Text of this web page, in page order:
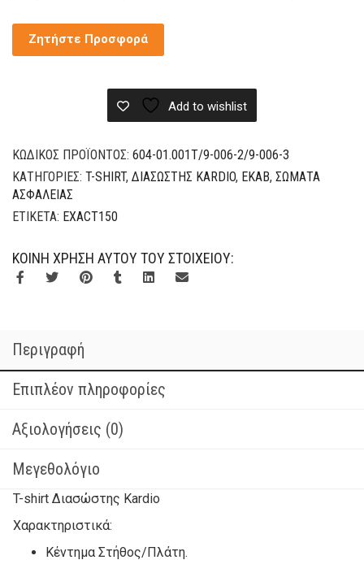
Kardio
ποσότητα
Ζητήστε Προσφορά
Add to wishlist
ΚΩΔΙΚΌΣ ΠΡΟΪΌΝΤΟΣ: 604-01.001Τ/9-006-2/9-006-3
ΚΑΤΗΓΟΡΊΕΣ: T-SHIRT, ΔΙΑΣΏΣΤΗΣ KARDIO, ΕΚΑΒ, ΣΏΜΑΤΑ
ΑΣΦΑΛΕΊΑΣ
ΕΤΙΚΈΤΑ: EXACT150
ΚΟΙΝΉ ΧΡΉΣΗ ΑΥΤΟΎ ΤΟΥ ΣΤΟΙΧΕΊΟΥ:
Περιγραφή
Επιπλέον πληροφορίες
Αξιολογήσεις (0)
Μεγεθολόγιο
T-shirt Διασώστης Kardio
Χαρακτηριστικά:
Κέντημα Στήθος/Πλάτη.